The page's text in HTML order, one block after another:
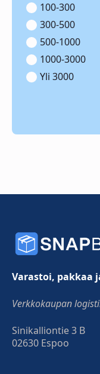
100-300
300-500
500-1000
1000-3000
Yli 3000
Varastoi, pakkaa
Verkkokaupan
Sinikalliontie 3 B
02630 Espoo